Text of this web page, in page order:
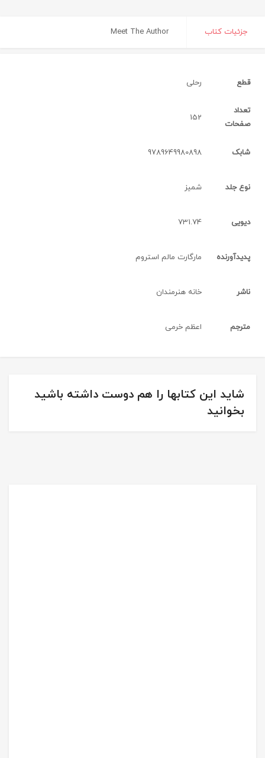
جزئیات کتاب Meet The Author
قطع رحلی
تعداد
صفحات
152
شابک 9789649980898
نوع جلد شميز
دیویی 731.74
پدیدآورنده مارگارت مالم استروم
ناشر خانه هنرمندان
مترجم اعظم خرمی
شاید این کتابها را هم دوست داشته باشید
بخوانید